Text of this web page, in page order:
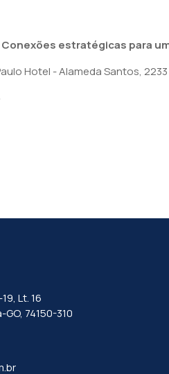
Conexões estratégicas para
Hotel - Alameda Santos,
Lt. 16
74150-310